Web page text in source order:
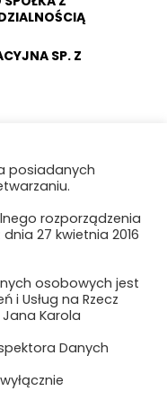
SP. Z
Z O.O.
SP.
posiadanych
rozporządzenia
27 kwietnia 2016
osobowych jest
i Usług na Rzecz
Jana Karola
Danych